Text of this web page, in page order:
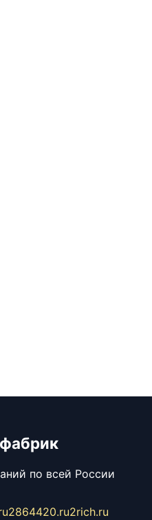
по всей России
2864420.ru2rich.ru